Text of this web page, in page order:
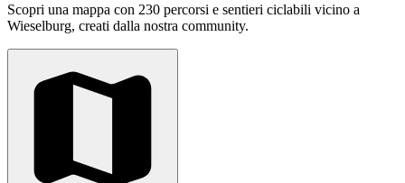
Scopri una mappa con 230 percorsi e sentieri ciclabili vicino a
Wieselburg, creati dalla nostra community.